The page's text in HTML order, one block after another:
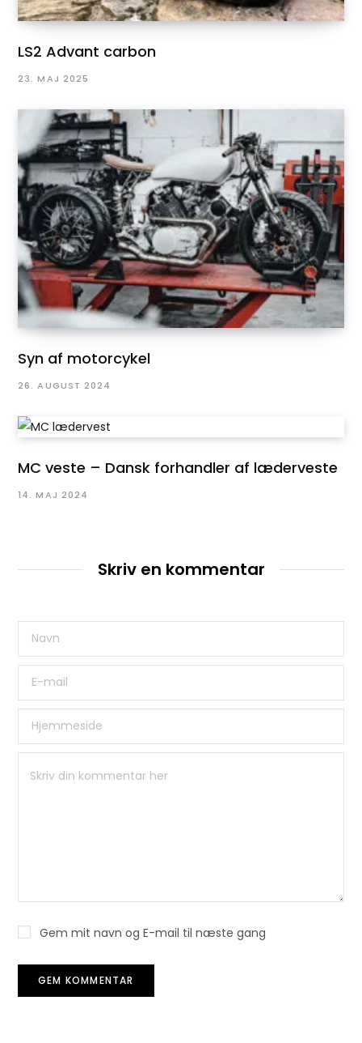
LS2 Advant carbon
23. MAJ 2025
Syn af motorcykel
26. AUGUST 2024
MC veste – Dansk forhandler af læderveste
14. MAJ 2024
Skriv en kommentar
Gem mit navn og E-mail til næste gang